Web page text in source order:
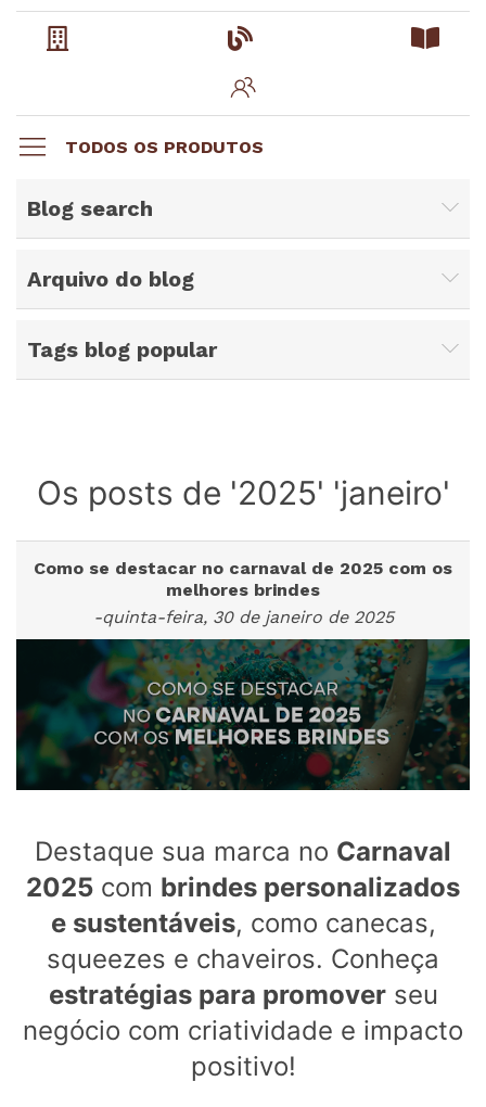
TODOS OS PRODUTOS
Blog search
Arquivo do blog
Tags blog popular
Os posts de '2025' 'janeiro'
Como se destacar no carnaval de 2025 com os
melhores brindes
-quinta-feira, 30 de janeiro de 2025
Destaque sua marca no Carnaval
2025 com brindes personalizados
e sustentáveis, como canecas,
squeezes e chaveiros. Conheça
estratégias para promoverseu
negócio com criatividade e impacto
positivo!